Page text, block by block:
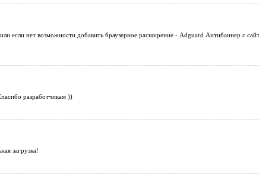
если нет возможности добавить браузерное расширение - Adguard Антибаннер с
разработчикам ))
загрузка!